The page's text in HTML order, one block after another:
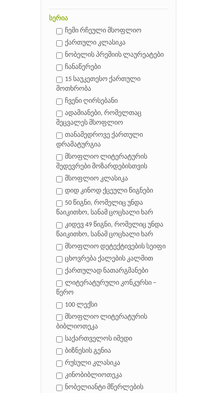
სერია
ჩემი რჩეული მსოფლიო
ქართული კლასიკა
ნობელის პრემიის ლაურეატები
ჩანაწერები
15 საუკეთესო ქართული
მოთხრობა
ჩვენი ღირსებანი
ადამიანები, რომელთაც
შეცვალეს მსოფლიო
თანამედროვე ქართული
დრამატურგია
მსოფლიო ლიტერატურის
შედევრები მოზარდებისთვის
მსოფლიო კლასიკა
დიდ კინოდ ქცეული წიგნები
50 წიგნი, რომელიც უნდა
წაიკითხო, სანამ ცოცხალი ხარ
კიდევ 49 წიგნი, რომელიც უნდა
წაიკითხო, სანამ ცოცხალი ხარ
მსოფლიო დეტექტივების სეიფი
ცხოვრება ქალების კალმით
ქართულად ნათარგმანები
ლიტერატურული კონკურსი –
წერო
100 ლექსი
მსოფლიო ლიტერატურის
ბიბლიოთეკა
საქართველოს იმედი
ბიზნესის გენია
რუსული კლასიკა
კინობიბლიოთეკა
ნობელიანტი მწერლების